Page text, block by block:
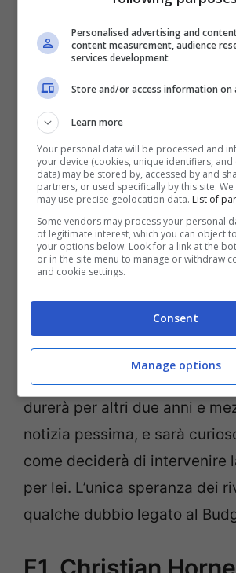
Di questi tempi si è infatti
di Balance of Performance o
del genere, nel tentativo di
dittatura del team di Milton
l’interesse del Circus, il fatto
differenza di passo con il
durerà per altri due anni e
notizia pessima, e sarà
come deciderà di intervenire
per lei. L’unica speranza dei
qualche dubbio legato al
Personalised advertising and
content measurement, audience
services development
Store and/or access information on
Learn more
Your personal data will be processed and
your device (cookies, unique identifiers, and
data) may be stored by, accessed by and
partners, or used specifically by this site.
may use precise geolocation data. List of
Some vendors may process your personal
of legitimate interest, which you can object
your options below. Look for a link at the
or in the site menu to manage or withdraw
and cookie settings.
Consent
Manage options